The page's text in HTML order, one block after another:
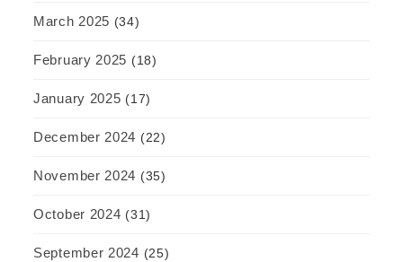
March 2025 (34)
February 2025 (18)
January 2025 (17)
December 2024 (22)
November 2024 (35)
October 2024 (31)
September 2024 (25)